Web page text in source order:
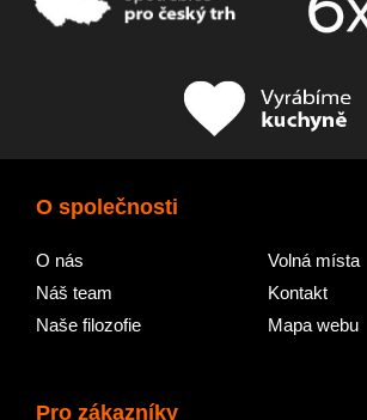
O společnosti
O nás
Náš team
Naše filozofie
Volná místa
Kontakt
Mapa webu
Pro zákazníky